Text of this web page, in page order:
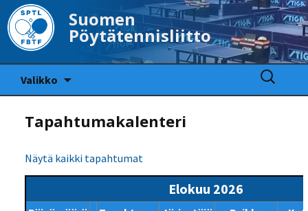
Suomen
Pöytätennisliitto
Valikko
Haku:
Tapahtumakalenteri
Näytä kaikki tapahtumat
Elokuu 2026